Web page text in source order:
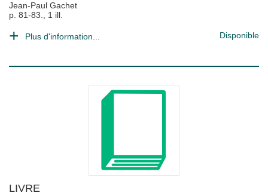
Jean-Paul Gachet
p. 81-83., 1 ill.
Plus d'information... Disponible
LIVRE